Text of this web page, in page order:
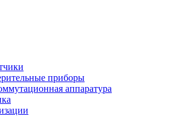
приборы
аппаратура